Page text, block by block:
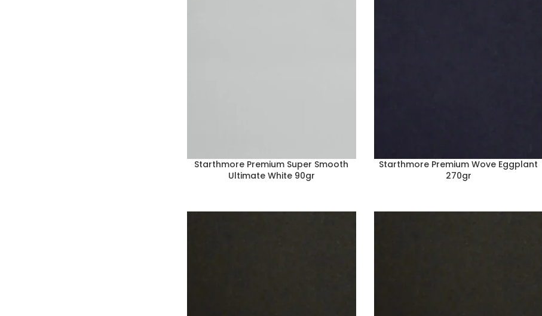
Starthmore Premium Super Smooth
Ultimate White 90gr
Starthmore Premium Wove Eggplant
270gr